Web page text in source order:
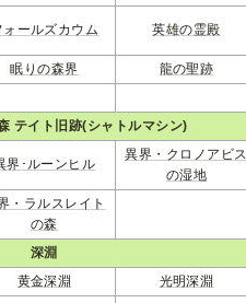
ォールズカウム 英雄の霊殿
眠りの森界 龍の聖跡
テイト旧跡(シャトルマシン)
界･ルーンヒル
異界・クロノアビス
の湿地
・ラルスレイト
の森
深淵
黄金深淵 光明深淵